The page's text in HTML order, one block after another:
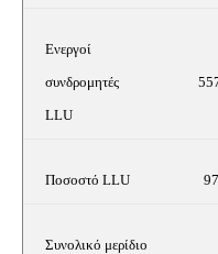
Ενεργοί
συνδρομητές
LLU
Ποσοστό LLU
Συνολικό μερίδιο